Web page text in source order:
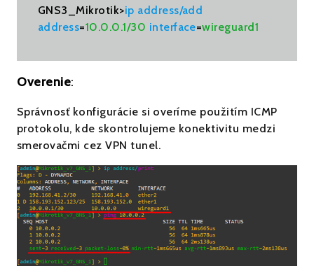
GNS3_Mikrotik>ip address/add
address=10.0.0.1/30 interface=wireguard1
Overenie:
Správnosť konfigurácie si overíme použitím ICMP
protokolu, kde skontrolujeme konektivitu medzi
smerovačmi cez VPN tunel.